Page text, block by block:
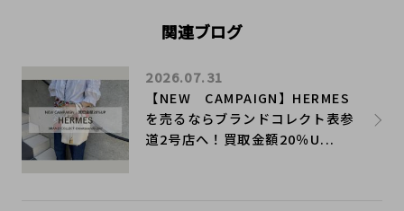
関連ブログ
【NEW CAMPAIGN】HERMES
を売るならブランドコレクト表参
道2号店へ！買取金額20％U...
2026.07.31